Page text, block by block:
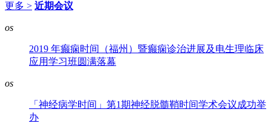
更多 > 近期会议
os
2019 年癫痫时间（福州）暨癫痫诊治进展及电生理临床
应用学习班圆满落幕
os
「神经病学时间」第1期神经脱髓鞘时间学术会议成功举
办